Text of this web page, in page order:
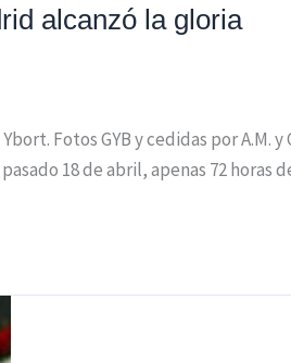
alcanzó la gloria
Fotos GYB y cedidas por A.M. y
18 de abril, apenas 72 horas